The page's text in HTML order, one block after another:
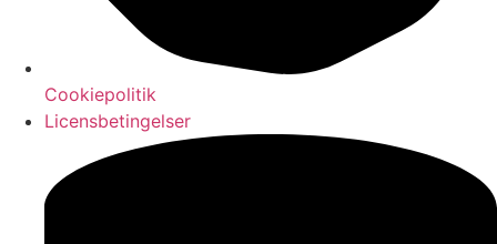
Cookiepolitik
Licensbetingelser